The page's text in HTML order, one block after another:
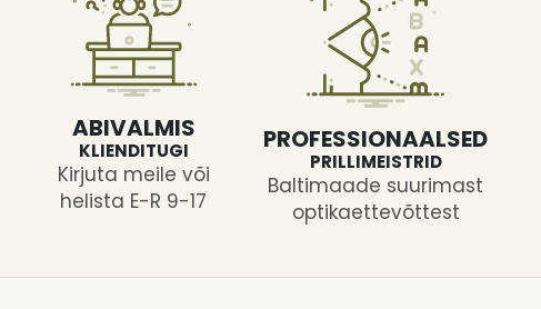
ABIVALMIS
KLIENDITUGI
Kirjuta meile või
helista E-R 9-17
PROFESSIONAALSED
PRILLIMEISTRID
Baltimaade suurimast
optikaettevõttest